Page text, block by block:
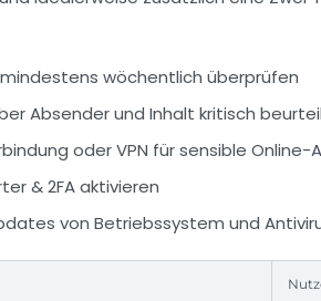
wöchentlich überprüfen
Absender und Inhalt kritisch
oder VPN für sensible
& 2FA aktivieren
von Betriebssystem und